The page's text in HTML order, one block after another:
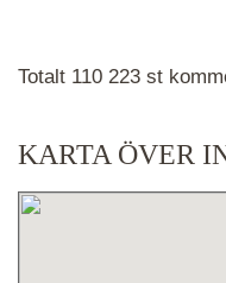
Totalt 110 223 st
KARTA ÖVER